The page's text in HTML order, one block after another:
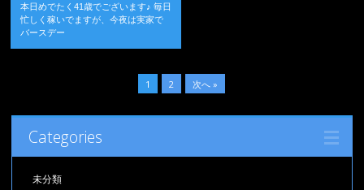
本日めでたく41歳でございます♪ 毎日
忙しく稼いでますが、今夜は実家で
バースデー
1 2 次へ »
Categories
未分類